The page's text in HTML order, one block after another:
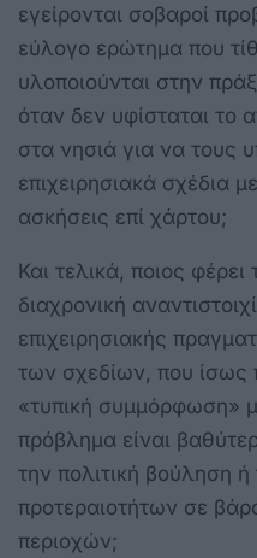
εγείρονται σοβαροί
εύλογο ερώτημα που
υλοποιούνται στην
όταν δεν υφίσταται το
στα νησιά για να τους
επιχειρησιακά σχέδια
ασκήσεις επί χάρτου;
Και τελικά, ποιος
διαχρονική
επιχειρησιακής
των σχεδίων, που ίσως
«τυπική συμμόρφωση»
πρόβλημα είναι
την πολιτική βούληση
προτεραιοτήτων σε
περιοχών;